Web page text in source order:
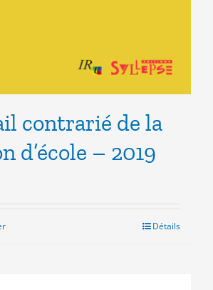
contrarié de la
d’école – 2019
Détails